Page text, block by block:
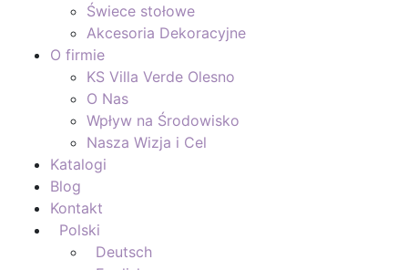
Świece stołowe
Akcesoria Dekoracyjne
O firmie
KS Villa Verde Olesno
O Nas
Wpływ na Środowisko
Nasza Wizja i Cel
Katalogi
Blog
Kontakt
Polski
Deutsch